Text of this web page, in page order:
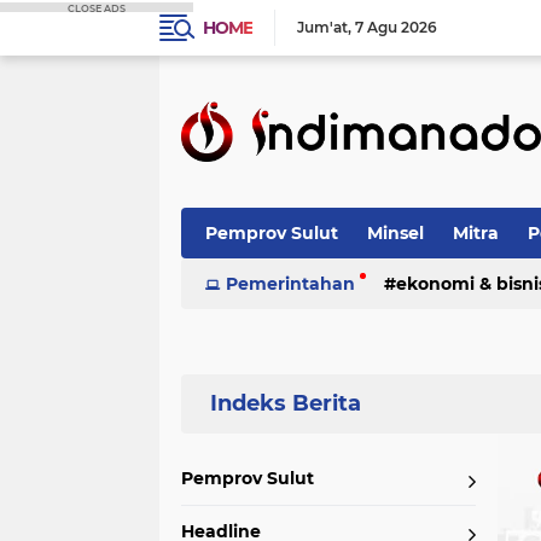
HOME Jum'at 7 Agu 2026
Pemprov Sulut Minsel Mitra
Nasional Advetorial Terpopuler
Pemerintahan ekonomi &
Pemprov Sulut
Headline
CLOSE ADS